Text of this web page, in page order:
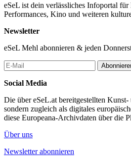
eSeL ist dein verlässliches Infoportal
Performances, Kino und weiteren
Newsletter
eSeL Mehl abonnieren & jeden
Social Media
Die über eSeL.at bereitgestellten
sondern zugleich als digitales
diese Europeana-Archivdaten über die
Über uns
Newsletter abonnieren